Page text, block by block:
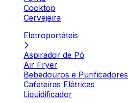
Cooktop
Cervejeira
Eletroportáteis
Aspirador de Pó
Air Fryer
Bebedouros e Purificadores
Cafeteiras Elétricas
Liquidificador